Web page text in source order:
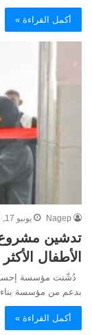
أكمل القراءة »
Nagep يونيو 17, 2026
تدشين مشروع
الأطفال
دُشّنت مؤسسة إحسان
بدعم من مؤسسة بناء
أكمل القراءة »